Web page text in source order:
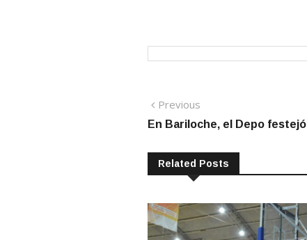
Navegación
de
entradas
Previous
post:
En Bariloche, el Depo
Related Posts